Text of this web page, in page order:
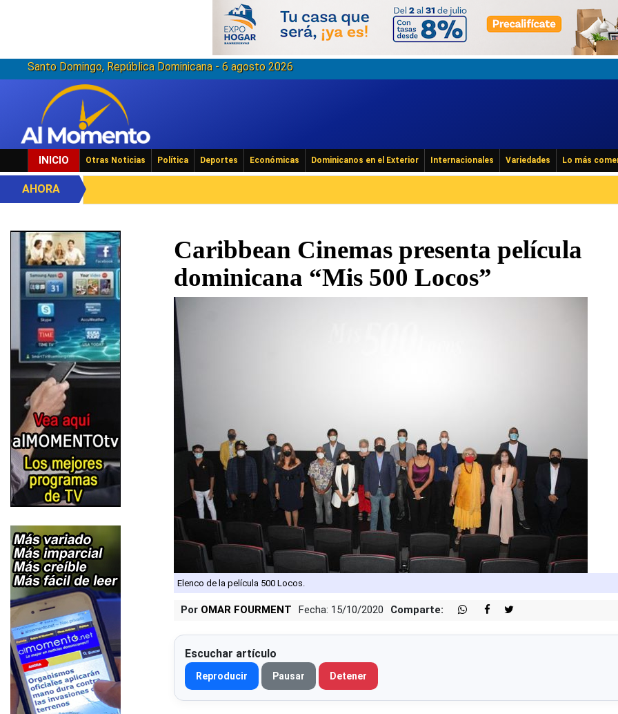
Santo Domingo, República Dominicana - 6 agosto 2026
INICIO Otras Noticias Política Deportes Económicas Dominicanos en el Exterior Internacionales Variedades Lo más
AHORA
Caribbean Cinemas presenta película
dominicana “Mis 500 Locos”
Elenco de la película 500 Locos.
Por OMAR FOURMENT Fecha: 15/10/2020 Comparte:
Escuchar artículo
Reproducir Pausar Detener